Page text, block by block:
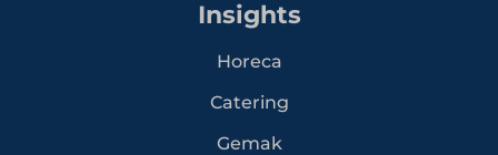
Insights
Horeca
Catering
Gemak